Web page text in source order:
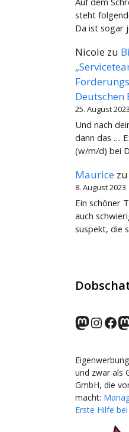
steht
Da ist sogar
Nicole zu
Deutschen
25. August 2023
Und nach
dann das ....
(w/m/d) bei
Maurice zu
8. August 2023
Ein schöner
auch
suspekt, die
und zwar als
GmbH, die
macht:
Erste Hilfe